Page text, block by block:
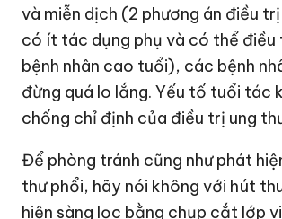
và miễn dịch (2 phương án điều
có ít tác dụng phụ và có thể điều
bệnh nhân cao tuổi), các bệnh
đừng quá lo lắng. Yếu tố tuổi tác
chống chỉ định của điều trị ung
Để phòng tránh cũng như phát
thư phổi, hãy nói không với hút
hiện sàng lọc bằng chụp cắt lớp